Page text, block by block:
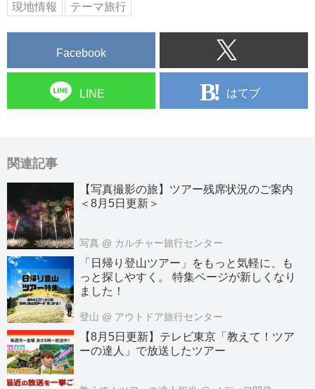
現地情報
テーマ旅行
Facebook
LINE はてブ
関連記事
【写真撮影の旅】ツアー残席状況のご案内
＜8月5日更新＞
写真 @ カルチャー旅行センター
「日帰り登山ツアー」をもっと気軽に、も
っと探しやすく。 特集ページが新しくなり
ました！
登山 @ アウトドア旅行センター
【8月5日更新】テレビ東京「教えて！ツア
ーの達人」で放送したツアー